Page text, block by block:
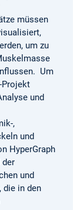
müssen
um zu
Um
Projekt
und
,
und
HyperGraph
der
und
die in den